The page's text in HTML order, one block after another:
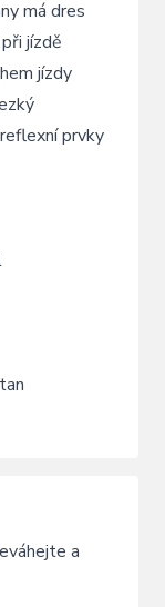
má dres
jízdě
jízdy
prvky
a